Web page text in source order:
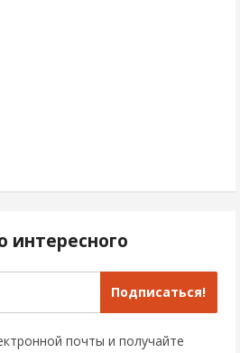
интересного
Подписаться!
почты и получайте